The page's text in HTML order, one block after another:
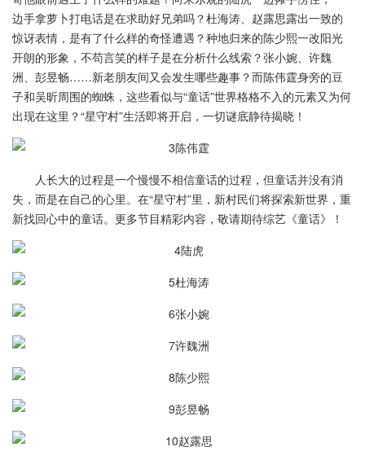
边手拿萝卜打电话是在求助好兄弟吗？杜海涛、赵露思露出一致的
惊讶表情，是有了什么样的奇怪遭遇？种地归来的陈少熙一改阳光
开朗的形象，不苟言笑的样子是在分析什么线索？张小婉、许魏
洲、彭昱畅……新老朋友间又会发生哪些趣事？而陈伟霆身旁的豆
子和吴昕周围的蜘蛛，这些看似与“童话”世界格格不入的元素又为何
出现在这里？“星守村”生活即将开启，一切谜底静待揭晓！
人长大的过程是一个慢慢不相信童话的过程，但童话并没有消
失，而是在自己的心里。在“星守村”里，新村民们将探索新世界，重
新找回心中的童话。更多节目精彩内容，敬请期待综艺《童话》！